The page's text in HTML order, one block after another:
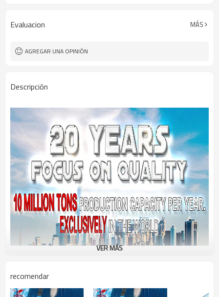
Evaluacion MÁS
AGREGAR UNA OPINIÓN
Descripción
VER MÁS
recomendar